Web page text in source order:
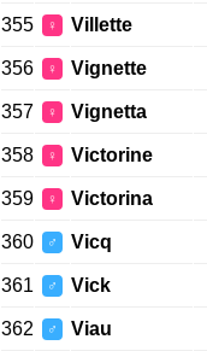
355 ♀ Villette
356 ♀ Vignette
357 ♀ Vignetta
358 ♀ Victorine
359 ♀ Victorina
360 ♂ Vicq
361 ♂ Vick
362 ♂ Viau